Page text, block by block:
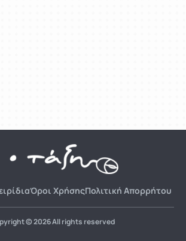
Όροι ΧρήσηςΠολιτική Απορρήτου
© 2026 All rights reserved